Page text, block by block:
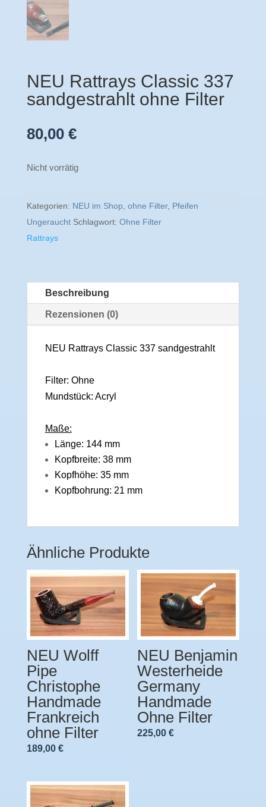
NEU Rattrays Classic 337
sandgestrahlt ohne Filter
80,00 €
Nicht vorrätig
Kategorien: NEU im Shop ohne Filter, Pfeifen
Ungeraucht Schlagwort: Ohne Filter
Rattrays
Beschreibung
Rezensionen (0)
NEU Rattrays Classic 337 sandgestrahlt
Filter: Ohne
Mundstück: Acryl
Maße:
Länge: 144 mm
Kopfbreite: 38 mm
Kopfhöhe: 35 mm
Kopfbohrung: 21 mm
Ähnliche Produkte
NEU Wolff
Pipe
Christophe
Handmade
Frankreich
ohne Filter
189,00 €
NEU Benjamin
Westerheide
Germany
Handmade
Ohne Filter
225,00€